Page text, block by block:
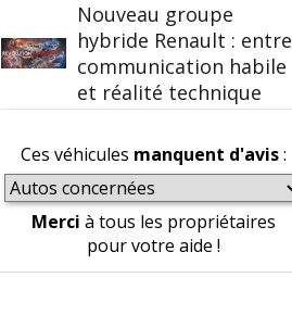
Nouveau groupe
hybride Renault : entre
communication habile
et réalité technique
Ces véhicules manquent d'avis:
Merci à tous les propriétaires
pour votre aide !